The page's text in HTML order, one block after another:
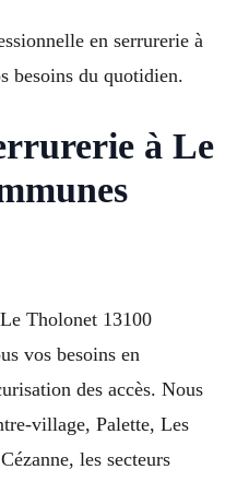
en serrurerie à
besoins du quotidien.
à Le
Tholonet 13100
vos besoins en
des accès. Nous
village, Palette, Les
les secteurs